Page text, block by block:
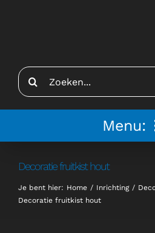
Zoeken
naar:
Menu:
Tenten
Decoratie fruitkist hout
Je bent hier: Home Inrichting
Decoratie fruitkist hout